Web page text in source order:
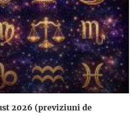
2026 (previziuni de